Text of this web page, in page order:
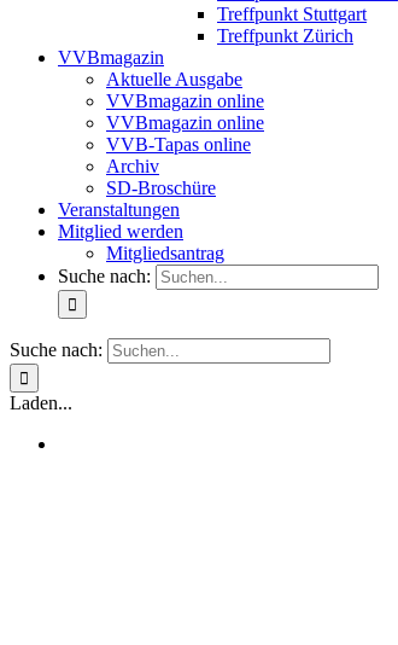
Treffpunkt Stuttgart
Treffpunkt Zürich
VVBmagazin
Aktuelle Ausgabe
VVBmagazin online
VVBmagazin online
VVB-Tapas online
Archiv
SD-Broschüre
Veranstaltungen
Mitglied werden
Mitgliedsantrag
Suche nach:
Suche nach:
Laden...